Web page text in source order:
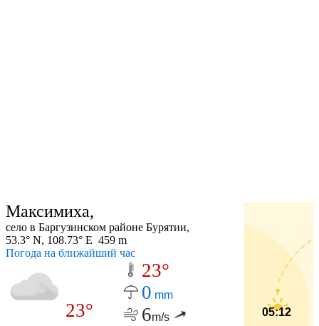
Максимиха,
село в Баргузинском районе Бурятии,
53.3° N, 108.73° E 459 m
Погода на ближайший час
23°
23°
0 mm
6m/s 05:12